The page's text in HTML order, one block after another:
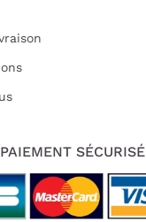
PAIEMENT SÉCURISÉ